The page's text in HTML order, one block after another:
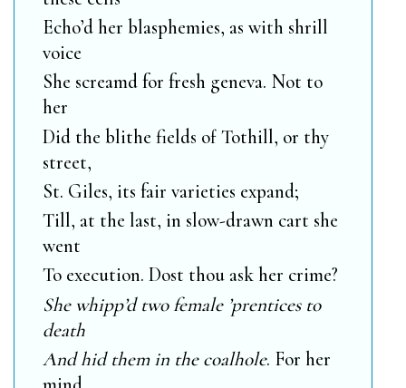
Echo’d her blasphemies, as with shrill
voice
She screamd for fresh geneva. Not to
her
Did the blithe fields ofTothill, or thy
street,
St. Giles, its fair varieties expand;
Till, at the last, in slow-drawn cart she
went
To execution. Dost thou ask her crime?
She whipp’d two female ’prentices to
death
And hid them in the coalhole. For her